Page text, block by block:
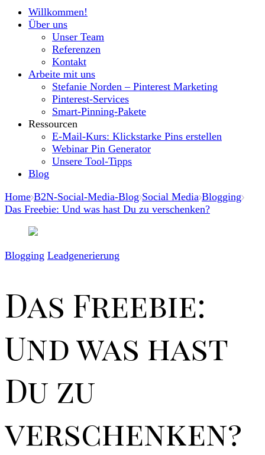
B2N Social Media Services
Willkommen!
Über uns
Unser Team
Referenzen
Kontakt
Arbeite mit uns
Stefanie Norden – Pinterest Marketing
Pinterest-Services
Smart-Pinning-Pakete
Ressourcen
E-Mail-Kurs: Klickstarke Pins erstellen
Webinar Pin Generator
Unsere Tool-Tipps
Blog
Home B2N-Social-Media-Blog Social Media Blogging
Das Freebie: Und was hast Du zu verschenken?
Blogging Leadgenerierung
Das Freebie:
Und was hast
Du zu
verschenken?